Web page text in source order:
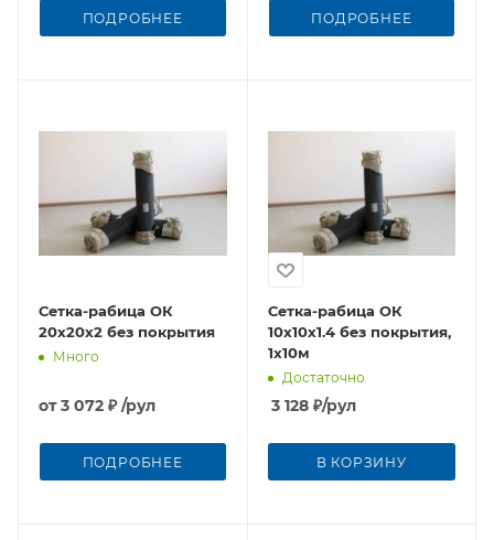
ПОДРОБНЕЕ ПОДРОБНЕЕ
Сетка-рабица ОК
20х20х2 без покрытия
Много
от3 072 ₽ /рул
ПОДРОБНЕЕ
Сетка-рабица ОК
10х10х1.4 без покрытия,
1х10м
Достаточно
3 128₽/рул
В КОРЗИНУ